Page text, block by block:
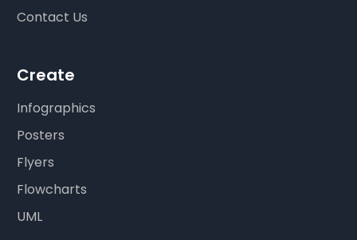
Contact Us
Create
Infographics
Posters
Flyers
Flowcharts
UML